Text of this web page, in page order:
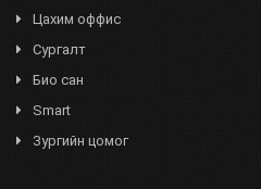
Цахим оффис
Сургалт
Био сан
Smart
Зургийн цомог